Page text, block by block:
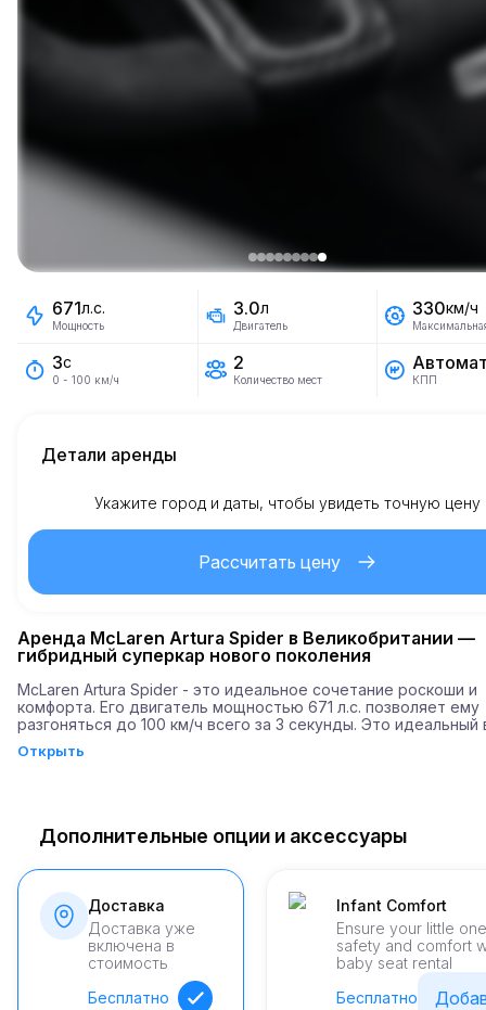
671л.с.
Мощность
3.0л
Двигатель
330км/ч
3с
0 - 100 км/ч
2
Количество мест КПП
Детали аренды
Включено км
Минимальный возраст
Депозит
Укажите город и даты, чтобы увидеть точную цену
Рассчитать цену
Аренда McLaren Artura Spider в Великобритании —
гибридный суперкар нового поколения
McLaren Artura Spider - это идеальное сочетание роскоши и
комфорта. Его двигатель мощностью 671 л.с. позволяет ему
разгоняться до 100 км/ч всего за 3 секунды. Это идеальный
Открыть
Дополнительные опции и аксессуары
Доставка
Доставка уже
включена в
стоимость
Бесплатно
Infant Comfort
Ensure your little
safety and comfort
baby seat rental
Бесплатно